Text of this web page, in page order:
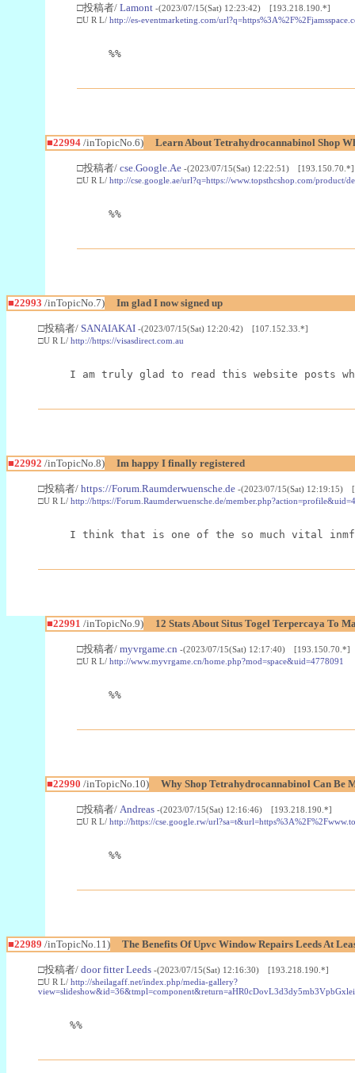
□投稿者/ Lamont -(2023/07/15(Sat) 12:23:42) [193.218.190.*]
□U R L/ http://es-eventmarketing.com/
%%
■22994/inTopicNo.6) Learn About Tetrahydrocannabinol Shop
□投稿者/ cse.Google.Ae -(2023/07/15(Sat) 12:22:51) [193.150.70.*]
□U R L/ http://cse.google.ae/url?q=https://www.topsthcshop.com/
%%
■22993 /inTopicNo.7) Im glad I now signed up
□投稿者/ SANAIAKAI -(2023/07/15(Sat) 12:20:42) [107.152.33.*]
□U R L/ http://https://visasdirect.com.au
I am truly glad to read this website posts
■22992 /inTopicNo.8) Im happy I finally registered
□投稿者/ https://Forum.Raumderwuensche.de -(2023/07/15(Sat) 12:19:15)
□U R L/ http://https://Forum.Raumderwuensche.de/
I think that is one of the so much vital
■22991 /inTopicNo.9) 12 Stats About Situs Togel Terpercaya To
□投稿者/ myvrgame.cn -(2023/07/15(Sat) 12:17:40) [193.150.70.*]
□U R L/ http://www.myvrgame.cn/home.php?mod=space&uid=4778091
%%
■22990 /inTopicNo.10) Why Shop Tetrahydrocannabinol Can Be
□投稿者/ Andreas -(2023/07/15(Sat) 12:16:46) [193.218.190.*]
□U R L/ http://https://cse.google.rw/
%%
■22989 /inTopicNo.11) The Benefits Of Upvc Window Repairs Leeds At
□投稿者/ door fitter Leeds -(2023/07/15(Sat) 12:16:30) [193.218.190.*]
□U R L/ http://sheilagaff.net/index.php/media-gallery?
%%